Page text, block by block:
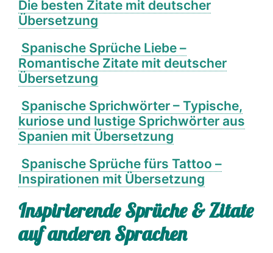
Die besten Zitate mit deutscher
Übersetzung
Spanische Sprüche Liebe –
Romantische Zitate mit deutscher
Übersetzung
Spanische Sprichwörter – Typische,
kuriose und lustige Sprichwörter aus
Spanien mit Übersetzung
Spanische Sprüche fürs Tattoo –
Inspirationen mit Übersetzung
Inspirierende Sprüche & Zitate
auf anderen Sprachen